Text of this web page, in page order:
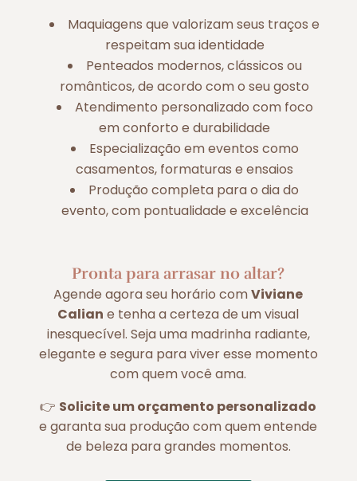
Maquiagens que valorizam seus traços e
respeitam sua identidade
Penteados modernos, clássicos ou
românticos, de acordo com o seu gosto
Atendimento personalizado com foco
em conforto e durabilidade
Especialização em eventos como
casamentos, formaturas e ensaios
Produção completa para o dia do
evento, com pontualidade e excelência
Pronta para arrasar no altar?
Agende agora seu horário comViviane
Calian e tenha a certeza de um visual
inesquecível. Seja uma madrinha radiante,
elegante e segura para viver esse momento
com quem você ama.
👉 Solicite um orçamento personalizado
e garanta sua produção com quem entende
de beleza para grandes momentos.